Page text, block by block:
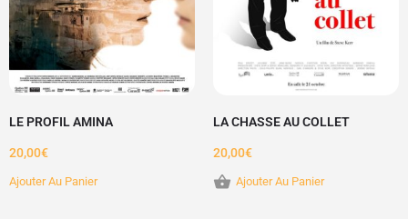
LE PROFIL AMINA
20,00€
Ajouter Au Panier
LA CHASSE AU COLLET
20,00€
Ajouter Au Panier